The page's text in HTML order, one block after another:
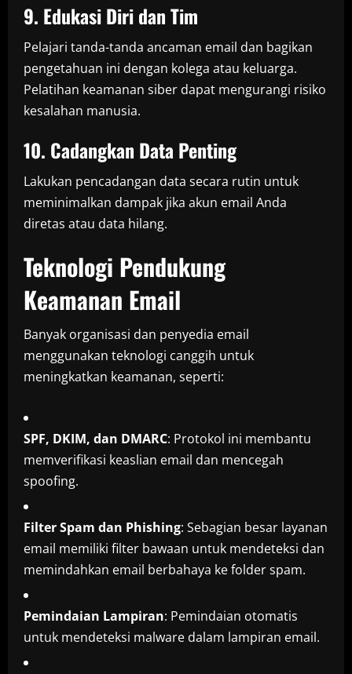
9. Edukasi Diri dan Tim
Pelajari tanda-tanda ancaman email dan bagikan
pengetahuan ini dengan kolega atau keluarga.
Pelatihan keamanan siber dapat mengurangi risiko
kesalahan manusia.
10. Cadangkan Data Penting
Lakukan pencadangan data secara rutin untuk
meminimalkan dampak jika akun email Anda
diretas atau data hilang.
Teknologi Pendukung
Keamanan Email
Banyak organisasi dan penyedia email
menggunakan teknologi canggih untuk
meningkatkan keamanan, seperti:
SPF, DKIM, dan DMARC: Protokol ini membantu
memverifikasi keaslian email dan mencegah
spoofing.
Filter Spam dan Phishing: Sebagian besar layanan
email memiliki filter bawaan untuk mendeteksi dan
memindahkan email berbahaya ke folder spam.
Pemindaian Lampiran: Pemindaian otomatis
untuk mendeteksi malware dalam lampiran email.